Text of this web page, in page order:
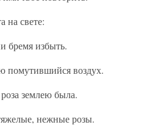
на свете:
бремя избыть.
помутившийся воздух.
землею была.
нежные розы.